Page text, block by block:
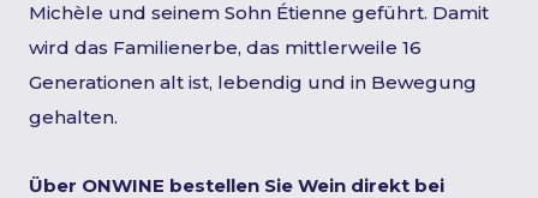
Michèle und seinem Sohn Étienne geführt. Damit
wird das Familienerbe, das mittlerweile 16
Generationen alt ist, lebendig und in Bewegung
gehalten.
Über ONWINE bestellen Sie Wein direkt bei